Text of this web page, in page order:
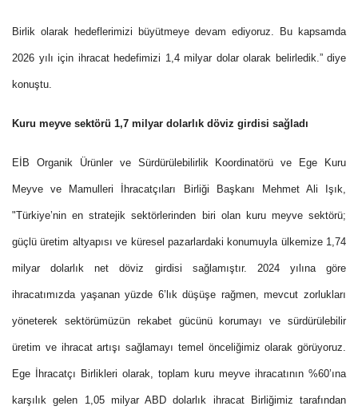
Birlik olarak hedeflerimizi büyütmeye devam ediyoruz. Bu kapsamda
2026 yılı için ihracat hedefimizi 1,4 milyar dolar olarak belirledik.” diye
konuştu.
Kuru meyve sektörü 1,7 milyar dolarlık döviz girdisi sağladı
EİB Organik Ürünler ve Sürdürülebilirlik Koordinatörü ve Ege Kuru
Meyve ve Mamulleri İhracatçıları Birliği Başkanı Mehmet Ali Işık,
"Türkiye’nin en stratejik sektörlerinden biri olan kuru meyve sektörü;
güçlü üretim altyapısı ve küresel pazarlardaki konumuyla ülkemize 1,74
milyar dolarlık net döviz girdisi sağlamıştır. 2024 yılına göre
ihracatımızda yaşanan yüzde 6’lık düşüşe rağmen, mevcut zorlukları
yöneterek sektörümüzün rekabet gücünü korumayı ve sürdürülebilir
üretim ve ihracat artışı sağlamayı temel önceliğimiz olarak görüyoruz.
Ege İhracatçı Birlikleri olarak, toplam kuru meyve ihracatının %60’ına
karşılık gelen 1,05 milyar ABD dolarlık ihracat Birliğimiz tarafından